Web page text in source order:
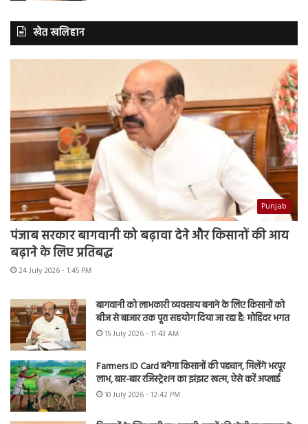
खेत खलिहान
Punjab
पंजाब सरकार बागवानी को बढ़ावा देने और किसानों की आय
बढ़ाने के लिए प्रतिबद्ध
24 July 2026 - 1:45 PM
बागवानी को लाभकारी व्यवसाय बनाने के लिए किसानों को
बीज से बाजार तक पूरा सहयोग दिया जा रहा है: मोहिंदर भगत
15 July 2026 - 11:43 AM
Farmers ID Card बनेगा किसानों की पहचान, मिलेंगे भरपूर
लाभ, बार-बार रजिस्ट्रेशन का झंझट खत्म, ऐसे करें अप्लाई
10 July 2026 - 12:42 PM